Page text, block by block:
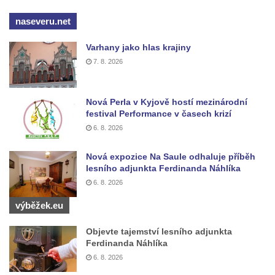
Meyerův kříž východně od Mikulášovic
Kříž u rozcestí k větrnému mlýnu Světlík v
Horním Podluží
Kříž u domu čp. 1016 v Mikulášovicích
Herltův kříž u Mikova v Mikulášovicích
Kříž u Borských u domu čp. 859 v
Mikulášovicích
Kříž Ließnerových naproti Mikovu v
Mikulášovicích
Kříž u Mikulášovického potoka poblíž
Mikovu v Mikulášovicích
Mikulášovicích
Hampelův kříž u bývalých kasáren v
naseveru.net
Varhany jako hlas krajiny
7. 8. 2026
Nová Perla v Kyjově hostí mezinárodní
festival Performance v časech krizí
6. 8. 2026
Nová expozice Na Saule odhaluje příběh
lesního adjunkta Ferdinanda Náhlíka
6. 8. 2026
výběžek.eu
Objevte tajemství lesního adjunkta
Ferdinanda Náhlíka
6. 8. 2026